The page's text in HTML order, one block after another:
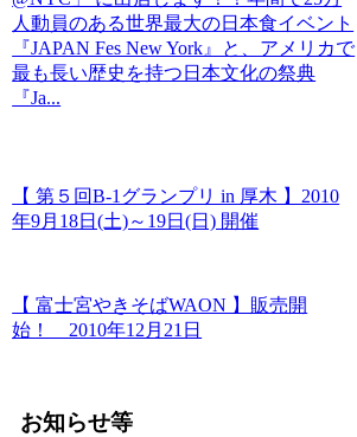
人動員のある世界最大の日本食イベント
『JAPAN Fes New York』と、アメリカで
最も長い歴史を持つ日本文化の祭典
『Ja...
【 第５回B-1グランプリ in 厚木 】2010
年9月18日(土)～19日(日) 開催
【 富士宮やきそばWAON 】販売開
始！ 2010年12月21日
お知らせ等